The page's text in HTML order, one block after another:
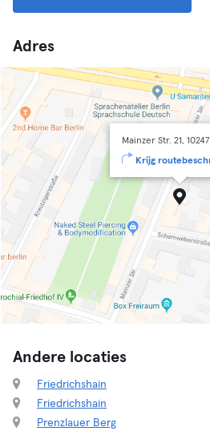
Adres
Mainzer Str. 21,
Krijg
Andere locaties
Friedrichshain
Friedrichshain
Prenzlauer Berg